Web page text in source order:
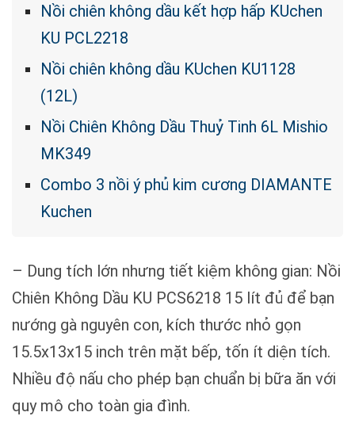
Nồi chiên không dầu kết hợp hấp KUchen
KU PCL2218
Nồi chiên không dầu KUchen KU1128
(12L)
Nồi Chiên Không Dầu Thuỷ Tinh 6L Mishio
MK349
Combo 3 nồi ý phủ kim cương DIAMANTE
Kuchen
– Dung tích lớn nhưng tiết kiệm không gian: Nồi
Chiên Không Dầu KU PCS6218 15 lít đủ để bạn
nướng gà nguyên con, kích thước nhỏ gọn
15.5x13x15 inch trên mặt bếp, tốn ít diện tích.
Nhiều độ nấu cho phép bạn chuẩn bị bữa ăn với
quy mô cho toàn gia đình.